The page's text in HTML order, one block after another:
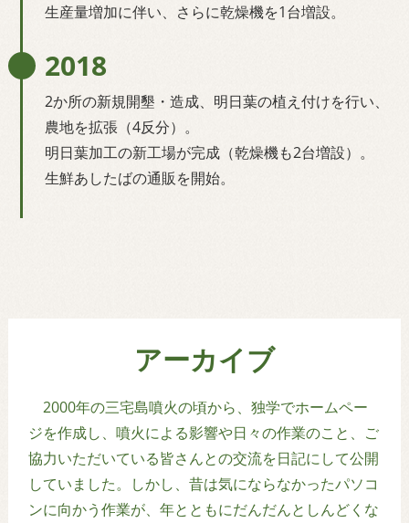
生産量増加に伴い、さらに乾燥機を1台増設。
2018
2か所の新規開墾・造成、明日葉の植え付けを行い、
農地を拡張（4反分）。
明日葉加工の新工場が完成（乾燥機も2台増設）。
生鮮あしたばの通販を開始。
アーカイブ
2000年の三宅島噴火の頃から、独学でホームペー
ジを作成し、噴火による影響や日々の作業のこと、ご
協力いただいている皆さんとの交流を日記にして公開
していました。しかし、昔は気にならなかったパソコ
ンに向かう作業が、年とともにだんだんとしんどくな